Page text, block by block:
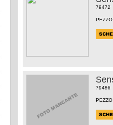
79472
79486